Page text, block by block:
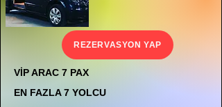
REZERVASYON YAP
VİP ARAC 7 PAX
EN FAZLA 7 YOLCU